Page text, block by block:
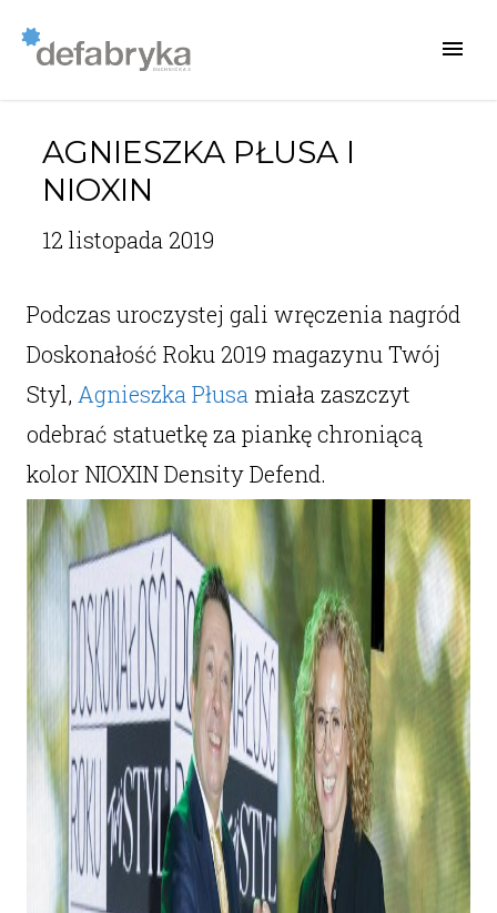
AGNIESZKA PŁUSA I
NIOXIN
12 listopada 2019
Podczas uroczystej gali wręczenia nagród
Doskonałość Roku 2019 magazynu Twój
Styl, Agnieszka Płusa miała zaszczyt
odebrać statuetkę za piankę chroniącą
kolor NIOXIN Density Defend.